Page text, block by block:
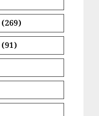
(269)
(91)